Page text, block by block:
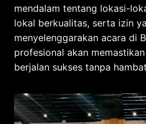
mendalam tentang lokasi-
lokal berkualitas, serta izin
menyelenggarakan acara di
profesional akan
berjalan sukses tanpa